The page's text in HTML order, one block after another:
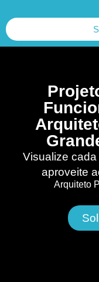
Visualize
aproveite
Arquiteto